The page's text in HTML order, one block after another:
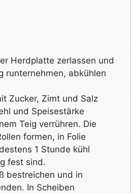
Herdplatte zerlassen und
runternehmen, abkühlen
Zucker, Zimt und Salz
und Speisestärke
Teig verrühren. Die
formen, in Folie
1 Stunde kühl
fest sind.
bestreichen und in
In Scheiben